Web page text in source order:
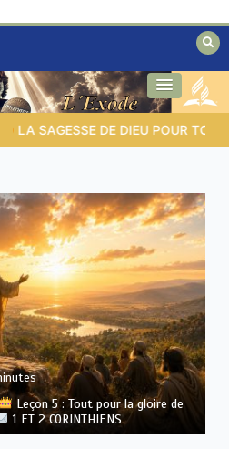
Biblepour ceux qui
QUOTIDIEN | Thème 1 : La
Leçon 5 : Tout pour la gloire de
ET 2 CORINTHIENS